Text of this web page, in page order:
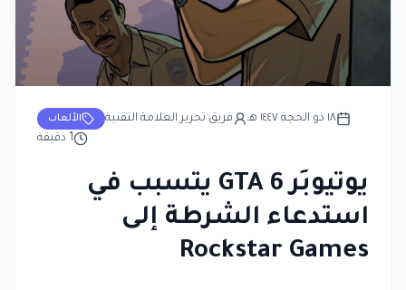
الألعاب فريق تحرير العلامة التقنية
١٨ ذو الحجة ١٤٤٧ هـ
1 دقيقة
يوتيوبَر GTA 6 يتسبب في
استدعاء الشرطة إلى
Rockstar Games